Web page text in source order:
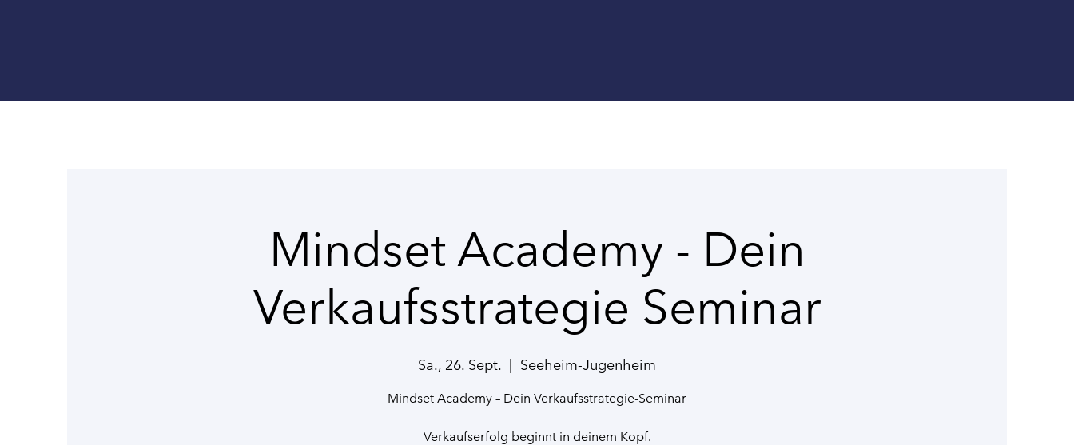
Mindset Academy - Dein
Verkaufsstrategie Seminar
Sa., 26. Sept.
  |
Seeheim-Jugenheim
Mindset Academy – Dein Verkaufsstrategie-Seminar
Verkaufserfolg beginnt in deinem Kopf.